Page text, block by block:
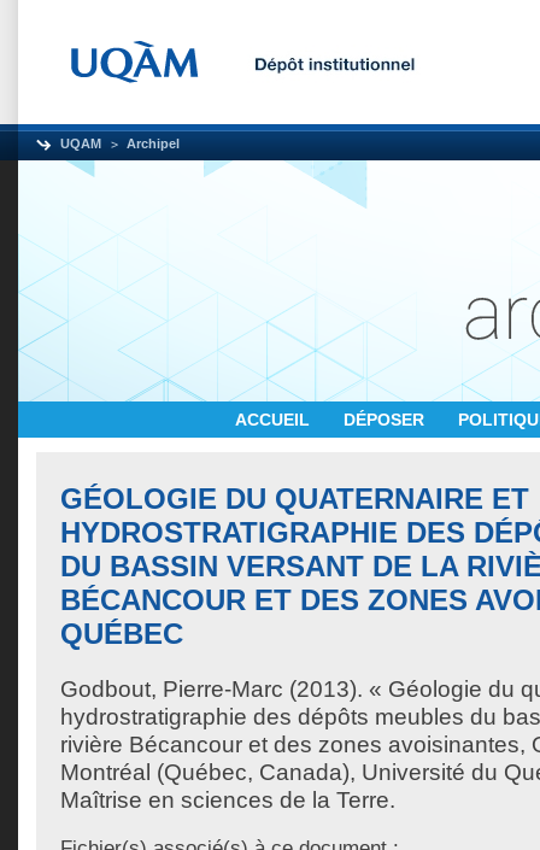
UQAM Archipel
ACCUEIL DÉPOSER
GÉOLOGIE DU QUATERNAIRE ET
HYDROSTRATIGRAPHIE DES
DU BASSIN VERSANT DE LA
BÉCANCOUR ET DES ZONES
QUÉBEC
Godbout, Pierre-Marc (2013). « Géologie du
hydrostratigraphie des dépôts meubles du
rivière Bécancour et des zones avoisinantes,
Montréal (Québec, Canada), Université du
Maîtrise en sciences de la Terre.